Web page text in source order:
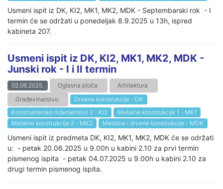
Usmeni ispit iz DK, KI2, MK1, MK2, MDK - Septembarski rok - I
termin će se održati u ponedeljak 8.9.2025 u 13h, ispred
kabineta 207.
Usmeni ispit iz DK, KI2, MK1, MK2, MDK -
Junski rok - I i II termin
02.06.2025. Oglasna ploča
Arhitektura
Građevinarstvo
Drvene konstrukcije - DK
Konstruktersko inženjerstvo 2 - KI2
Metalne konstrukcije 1 - MK1
Metalne konstrukcije 2 - MK2
Metalne i drvene konstrukcije - MDK
Usmeni ispit iz predmeta DK, KI2, MK1, MK2, MDK će se održati
u: - petak 20.06.2025 u 9.00h u kabini 2.10 za prvi termin
pismenog ispita - petak 04.07.2025 u 9.00h u kabini 2.10 za
drugi termin pismenog ispita.